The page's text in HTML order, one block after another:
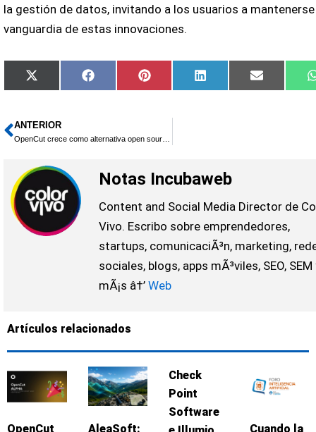
la gestión de datos, invitando a los usuarios a mantenerse
vanguardia de estas innovaciones.
Compartir
en
X
(Twitter)
Compartir
en
Facebook Compartir
en
Pinterest Compartir
en
LinkedIn
Compartir
en
Email
Ant
ANTERIOR
OpenCut crece como alternativa open source a CapCut con más de 58.000 estrellas en GitHub
Notas Incubaweb
Content and Social Media Director de
Vivo. Escribo sobre emprendedores,
startups, comunicaciÃ³n, marketing,
sociales, blogs, apps mÃ³viles, SEO, SEM
mÃ¡s â†’ Web
Artículos relacionados
OpenCut AleaSoft:
Check
Point
Software
Cuando la